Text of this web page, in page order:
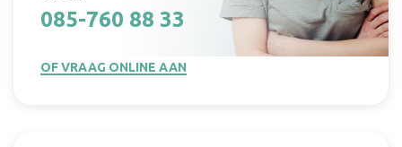
085-760 88 33
OF VRAAG ONLINE AAN